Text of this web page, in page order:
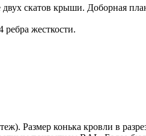
скатов крыши. Доборная
ребра жесткости.
Размер конька кровли в